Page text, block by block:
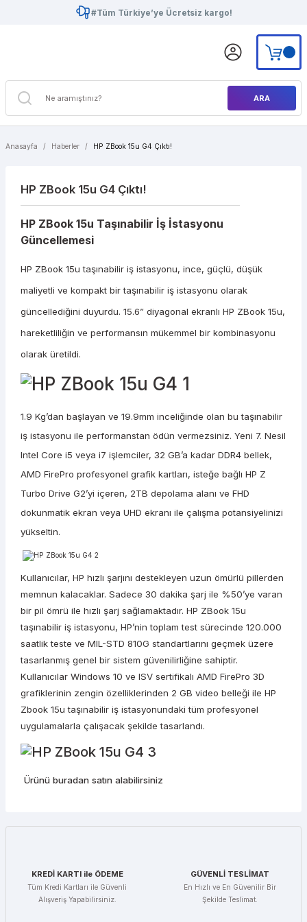
#Tüm Türkiye’ye Ücretsiz kargo!
ARA
Anasayfa Haberler HP ZBook 15u G4 Çıktı!
HP ZBook 15u G4 Çıktı!
HP ZBook 15u Taşınabilir İş İstasyonu
Güncellemesi
HP ZBook 15u taşınabilir iş istasyonu, ince, güçlü, düşük
maliyetli ve kompakt bir taşınabilir iş istasyonu olarak
güncellediğini duyurdu. 15.6” diyagonal ekranlı HP ZBook 15u,
hareketliliğin ve performansın mükemmel bir kombinasyonu
olarak üretildi.
1.9 Kg’dan başlayan ve 19.9mm inceliğinde olan bu taşınabilir
iş istasyonu ile performanstan ödün vermezsiniz. Yeni 7. Nesil
Intel Core i5 veya i7 işlemciler, 32 GB’a kadar DDR4 bellek,
AMD FirePro profesyonel grafik kartları, isteğe bağlı HP Z
Turbo Drive G2’yi içeren, 2TB depolama alanı ve FHD
dokunmatik ekran veya UHD ekranı ile çalışma potansiyelinizi
yükseltin.
Kullanıcılar, HP hızlı şarjını destekleyen uzun ömürlü pillerden
memnun kalacaklar. Sadece 30 dakika şarj ile %50’ye varan
bir pil ömrü ile hızlı şarj sağlamaktadır. HP ZBook 15u
taşınabilir iş istasyonu, HP’nin toplam test sürecinde 120.000
saatlik teste ve MIL-STD 810G standartlarını geçmek üzere
tasarlanmış genel bir sistem güvenilirliğine sahiptir.
Kullanıcılar Windows 10 ve ISV sertifikalı AMD FirePro 3D
grafiklerinin zengin özelliklerinden 2 GB video belleği ile HP
Zbook 15u taşınabilir iş istasyonundaki tüm profesyonel
uygulamalarla çalışacak şekilde tasarlandı.
Ürünü buradan satın alabilirsiniz
KREDİ KARTI ile ÖDEME
Tüm Kredi Kartları ile Güvenli
Alışveriş Yapabilirsiniz.
GÜVENLİ TESLİMAT
En Hızlı ve En Güvenilir Bir
Şekilde Teslimat.